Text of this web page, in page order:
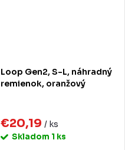
Loop Gen2, S-L, náhradný
remienok, oranžový
€20,19 / ks
Skladom 1 ks